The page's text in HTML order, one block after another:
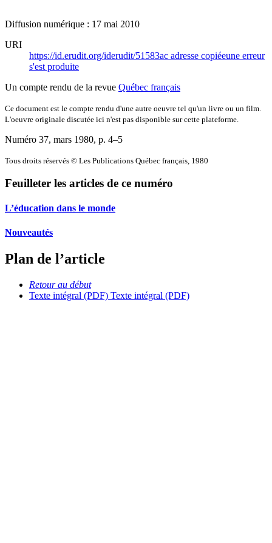
Diffusion numérique : 17 mai 2010
URI
https://id.erudit.org/iderudit/51583ac adresse copiéeune erreur
s'est produite
Un compte rendu de la revue Québec français
Ce document est le compte rendu d'une autre oeuvre tel qu'un livre ou un film.
L'oeuvre originale discutée ici n'est pas disponible sur cette plateforme.
Numéro 37, mars 1980, p. 4–5
Tous droits réservés © Les Publications Québec français, 1980
Feuilleter les articles de ce numéro
L’éducation dans le monde
Nouveautés
Plan de l’article
Retour au début
Texte intégral (PDF) Texte intégral (PDF)